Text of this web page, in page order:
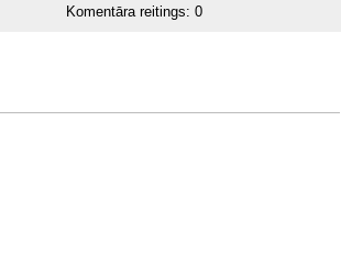
Komentāra reitings:0